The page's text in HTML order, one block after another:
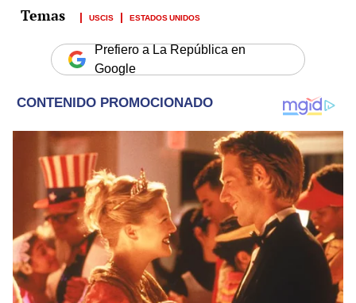
USCIS ESTADOS UNIDOS
Prefiero a La República en
Google